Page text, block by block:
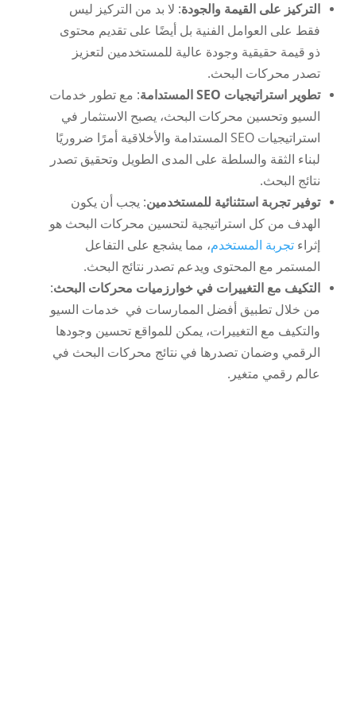
التركيز على القيمة والجودة: لا بد من التركيز ليس
فقط على العوامل الفنية بل أيضًا على تقديم محتوى
ذو قيمة حقيقية وجودة عالية للمستخدمين لتعزيز
تصدر محركات البحث.
تطوير استراتيجيات SEO المستدامة
: مع تطور خدمات
السيو وتحسين محركات البحث، يصبح الاستثمار في
استراتيجيات SEO المستدامة والأخلاقية أمرًا ضروريًا
لبناء الثقة والسلطة على المدى الطويل وتحقيق تصدر
نتائج البحث.
توفير تجربة استثنائية للمستخدمين: يجب أن يكون
الهدف من كل استراتيجية لتحسين محركات البحث هو
إثراء تجربة المستخدم، مما يشجع على التفاعل
المستمر مع المحتوى ويدعم تصدر نتائج البحث.
التكيف مع التغييرات في خوارزميات محركات البحث:
من خلال تطبيق أفضل الممارسات في خدمات السيو
والتكيف مع التغييرات، يمكن للمواقع تحسين وجودها
الرقمي وضمان تصدرها في نتائج محركات البحث في
عالم رقمي متغير.